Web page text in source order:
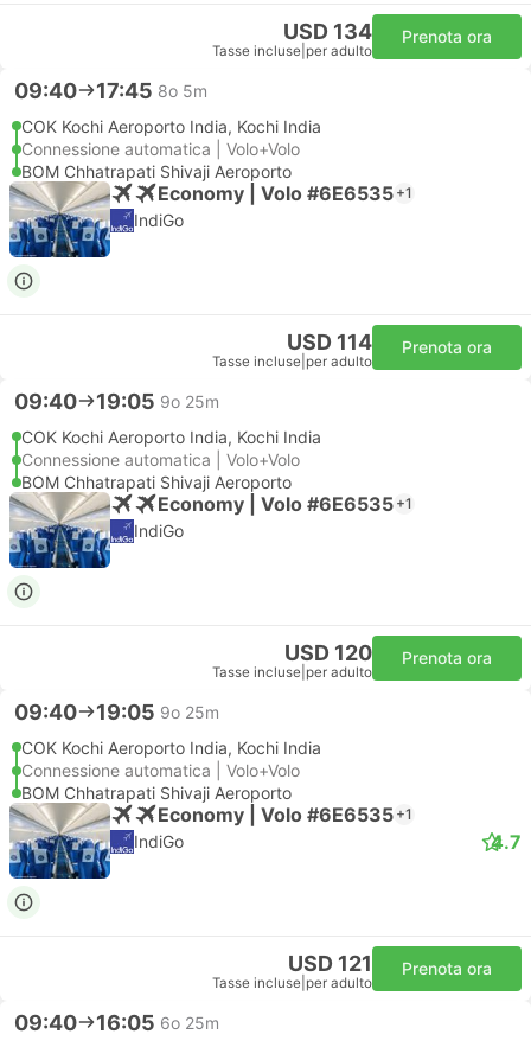
USD 134
Tasse incluse per adulto
Prenota ora
09:40 17:45 8o 5m
COK Kochi Aeroporto India, Kochi India
Connessione automatica | Volo+Volo
BOM Chhatrapati Shivaji Aeroporto
Economy | Volo #6E6535 +1
IndiGo
USD 114
Tasse incluse per adulto
Prenota ora
09:40 19:05 9o 25m
COK Kochi Aeroporto India, Kochi India
Connessione automatica | Volo+Volo
BOM Chhatrapati Shivaji Aeroporto
Economy | Volo #6E6535 +1
IndiGo
USD 120
Tasse incluse per adulto
Prenota ora
09:40 19:05 9o 25m
COK Kochi Aeroporto India, Kochi India
Connessione automatica | Volo+Volo
BOM Chhatrapati Shivaji Aeroporto
Economy | Volo #6E6535 +1
IndiGo 4.7
USD 121
Tasse incluse per adulto
Prenota ora
09:40 16:05 6o 25m